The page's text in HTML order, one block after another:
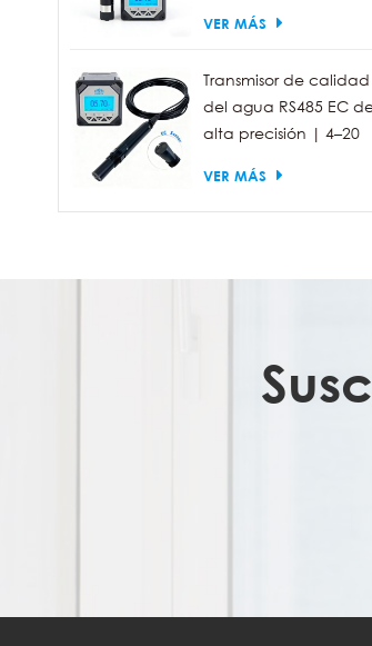
medición de la
VER MÁS
Transmisor de calidad
del agua RS485 EC
alta precisión | 4–20
VER MÁS